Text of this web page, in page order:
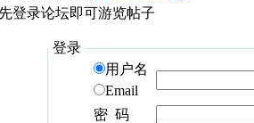
登录论坛即可游览帖子
登录
用户名
Email
密 码